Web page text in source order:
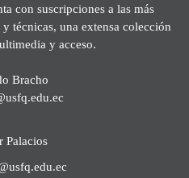
con suscripciones a las más
técnicas, una extensa colección
y acceso.
Bracho
Palacios